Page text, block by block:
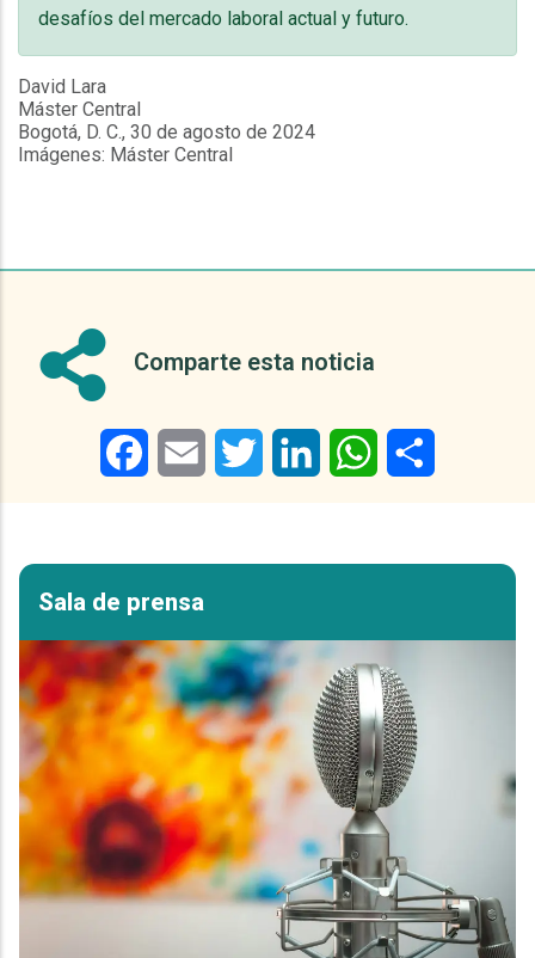
desafíos del mercado laboral actual y futuro.
David Lara
Máster Central
Bogotá, D. C., 30 de agosto de 2024
Imágenes: Máster Central
Comparte esta noticia
FacebookEmail Twitter LinkedIn WhatsApp
Sala de prensa